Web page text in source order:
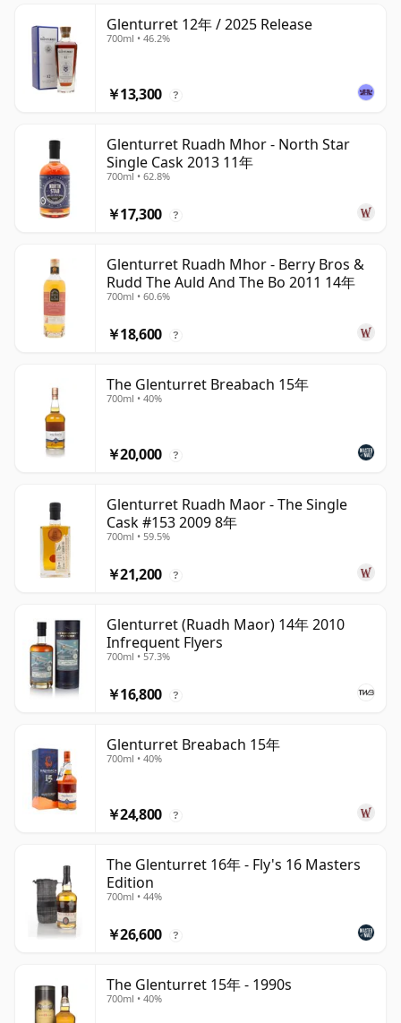
Glenturret 12年 / 2025 Release
700ml • 46.2%
￥13,300 ?
Glenturret Ruadh Mhor - North Star
Single Cask 2013 11年
700ml • 62.8%
￥17,300 ?
Glenturret Ruadh Mhor - Berry Bros &
Rudd The Auld And The Bo 2011 14年
700ml • 60.6%
￥18,600 ?
The Glenturret Breabach 15年
700ml • 40%
￥20,000 ?
Glenturret Ruadh Maor - The Single
Cask #153 2009 8年
700ml • 59.5%
￥21,200 ?
Glenturret (Ruadh Maor) 14年 2010
Infrequent Flyers
700ml • 57.3%
￥16,800 ?
Glenturret Breabach 15年
700ml • 40%
￥24,800 ?
The Glenturret 16年 - Fly's 16 Masters
Edition
700ml • 44%
￥26,600 ?
The Glenturret 15年 - 1990s
700ml • 40%